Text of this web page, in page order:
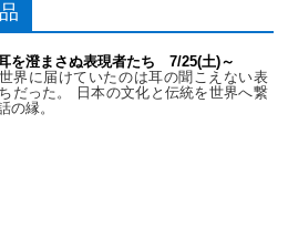
を澄まさぬ表現者たち 7/25(土)～
界に届けていたのは耳の聞こえない表
だった。 日本の文化と伝統を世界へ繋
の縁。